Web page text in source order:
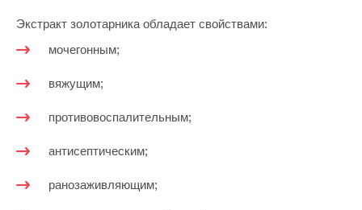
Экстракт золотарника обладает свойствами:
мочегонным;
вяжущим;
противовоспалительным;
антисептическим;
ранозаживляющим;